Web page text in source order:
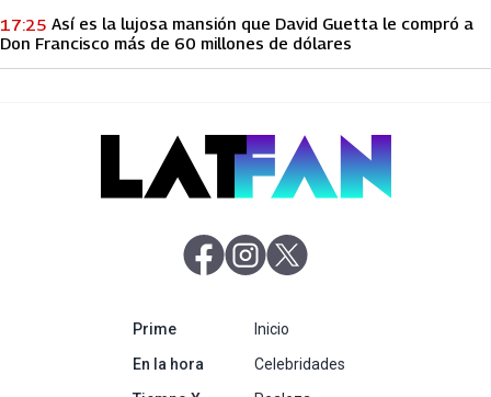
Así es la lujosa mansión que David Guetta le compró a
Don Francisco más de 60 millones de dólares
17:25
abre en nueva pestaña
abre en nueva pestaña
Primeabre en nueva pestaña
En la hora abre en nueva pestaña
Inicio
Celebridades